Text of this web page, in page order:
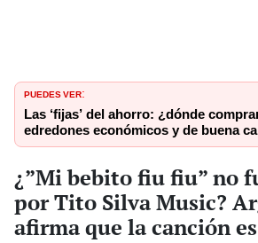
PUEDES VER:
Las ‘fijas’ del ahorro: ¿dónde
edredones económicos y de buena
¿”Mi bebito fiu fiu” no
por Tito Silva Music?
afirma que la canción